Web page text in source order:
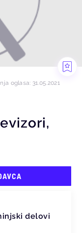
oglasa: 31.05.2021
delovi